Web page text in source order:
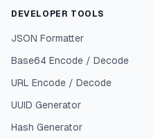
DEVELOPER TOOLS
JSON Formatter
Base64 Encode / Decode
URL Encode / Decode
UUID Generator
Hash Generator